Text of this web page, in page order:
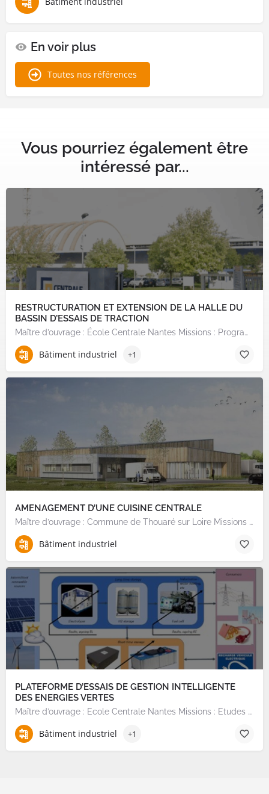
En voir plus
Toutes nos références
Vous pourriez également être
intéressé par...
RESTRUCTURATION ET EXTENSION DE LA HALLE DU
BASSIN D’ESSAIS DE TRACTION
Maître d’ouvrage : École Centrale Nantes Missions : Programmation et Consultation de la MOE sur…
Bâtiment industriel +1
AMENAGEMENT D’UNE CUISINE CENTRALE
Maître d’ouvrage : Commune de Thouaré sur Loire Missions : Suivi de conception, consultation des…
Bâtiment industriel
PLATEFORME D’ESSAIS DE GESTION INTELLIGENTE
DES ENERGIES VERTES
Maître d’ouvrage : Ecole Centrale Nantes Missions : Etudes de préprogrammation, programmation et…
Bâtiment industriel +1